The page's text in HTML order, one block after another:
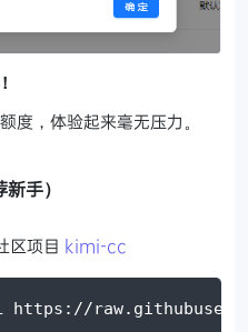
度，体验起来毫无压力。
手）
区项目 kimi-cc